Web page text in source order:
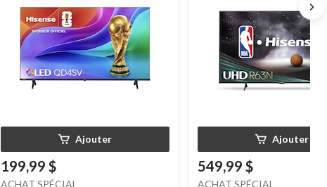
Ajouter
199,99 $
ACHAT SPÉCIAL
Ajouter
549,99 $
ACHAT SPÉCIAL